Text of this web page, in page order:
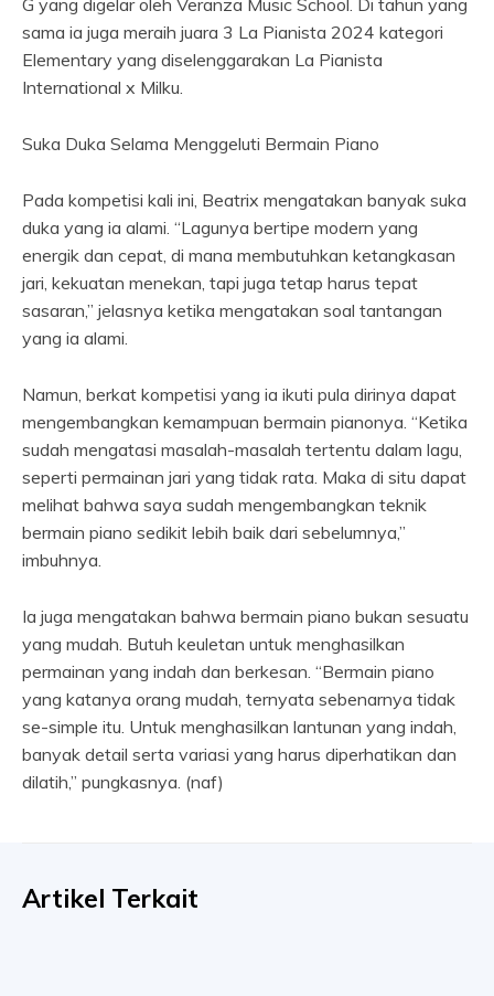
G yang digelar oleh Veranza Music School. Di tahun yang
sama ia juga meraih juara 3 La Pianista 2024 kategori
Elementary yang diselenggarakan La Pianista
International x Milku.
Suka Duka Selama Menggeluti Bermain Piano
Pada kompetisi kali ini, Beatrix mengatakan banyak suka
duka yang ia alami. “Lagunya bertipe modern yang
energik dan cepat, di mana membutuhkan ketangkasan
jari, kekuatan menekan, tapi juga tetap harus tepat
sasaran,” jelasnya ketika mengatakan soal tantangan
yang ia alami.
Namun, berkat kompetisi yang ia ikuti pula dirinya dapat
mengembangkan kemampuan bermain pianonya. “Ketika
sudah mengatasi masalah-masalah tertentu dalam lagu,
seperti permainan jari yang tidak rata. Maka di situ dapat
melihat bahwa saya sudah mengembangkan teknik
bermain piano sedikit lebih baik dari sebelumnya,”
imbuhnya.
Ia juga mengatakan bahwa bermain piano bukan sesuatu
yang mudah. Butuh keuletan untuk menghasilkan
permainan yang indah dan berkesan. “Bermain piano
yang katanya orang mudah, ternyata sebenarnya tidak
se-simple itu. Untuk menghasilkan lantunan yang indah,
banyak detail serta variasi yang harus diperhatikan dan
dilatih,” pungkasnya. (naf)
Artikel Terkait